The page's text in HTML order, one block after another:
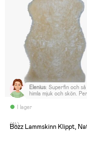
I lager
Elenius: Superfin och så
himla mjuk och skön.
(14)
Bozz Lammskinn Klippt,